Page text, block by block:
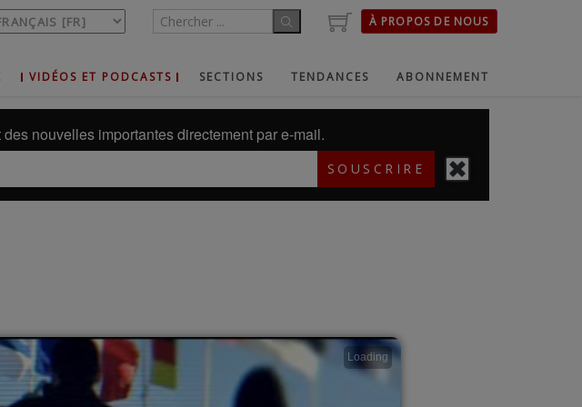
À PROPOS DE NOUS
VIDÉOS ET PODCASTS SECTIONS TENDANCES ABONNEMENT
nouvelles importantes directement par e-mail.
SOUSCRIRE
Loading